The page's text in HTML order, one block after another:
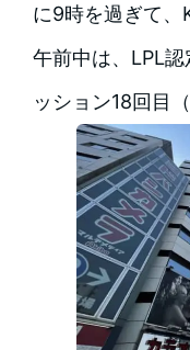
に9時を過ぎて、
午前中は、LPL
ッション18回目